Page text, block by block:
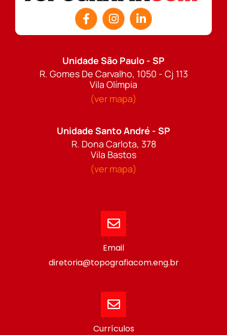
Unidade São Paulo - SP
R. Gomes De Carvalho, 1050 - Cj 113
Vila Olímpia
(ver mapa)
Unidade Santo André - SP
R. Dona Carlota, 378
Vila Bastos
(ver mapa)
Email
diretoria@topografiacom.eng.br
Currículos